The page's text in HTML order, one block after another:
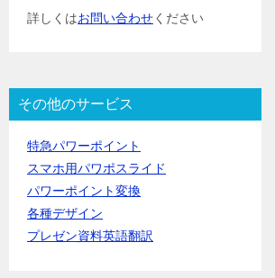
詳しくはお問い合わせください
その他のサービス
特急パワーポイント
スマホ用パワポスライド
パワーポイント変換
各種デザイン
プレゼン資料英語翻訳